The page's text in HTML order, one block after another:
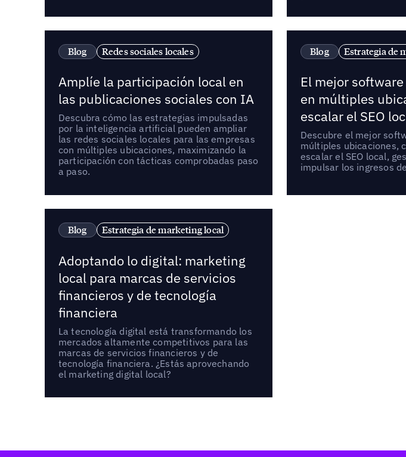
Blog Redes sociales locales
Amplíe la participación local en
las publicaciones sociales con IA
Descubra cómo las estrategias impulsadas
por la inteligencia artificial pueden ampliar
las redes sociales locales para las empresas
con múltiples ubicaciones, maximizando la
participación con tácticas comprobadas paso
a paso.
Blog Estrategia de
El mejor
en múltiples
escalar el SEO
Descubre el mejor
múltiples ubicaciones,
escalar el SEO local,
impulsar los ingresos
Blog Estrategia de marketing local
Adoptando lo digital: marketing
local para marcas de servicios
financieros y de tecnología
financiera
La tecnología digital está transformando los
mercados altamente competitivos para las
marcas de servicios financieros y de
tecnología financiera. ¿Estás aprovechando
el marketing digital local?